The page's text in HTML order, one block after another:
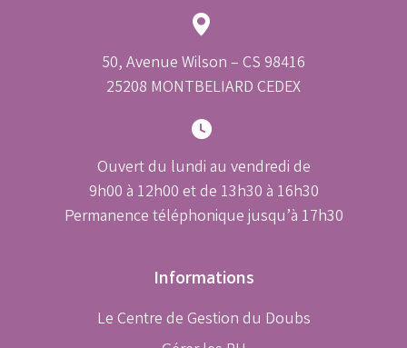
50, Avenue Wilson – CS 98416
25208 MONTBELIARD CEDEX
Ouvert du lundi au vendredi de
9h00 à 12h00 et de 13h30 à 16h30
Permanence téléphonique jusqu’à 17h30
Informations
Le Centre de Gestion du Doubs